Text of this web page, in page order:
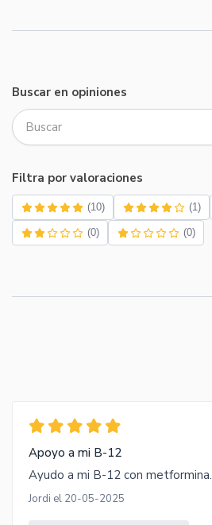
Buscar en opiniones
Filtra por valoraciones
(10) (1)
(0) (0)
Apoyo a mi B-12
Ayudo a mi B-12 con metformina.
Jordi el 20-05-2025